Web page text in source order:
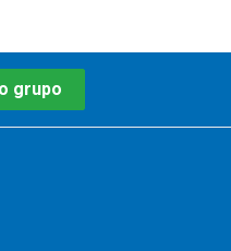
grupo